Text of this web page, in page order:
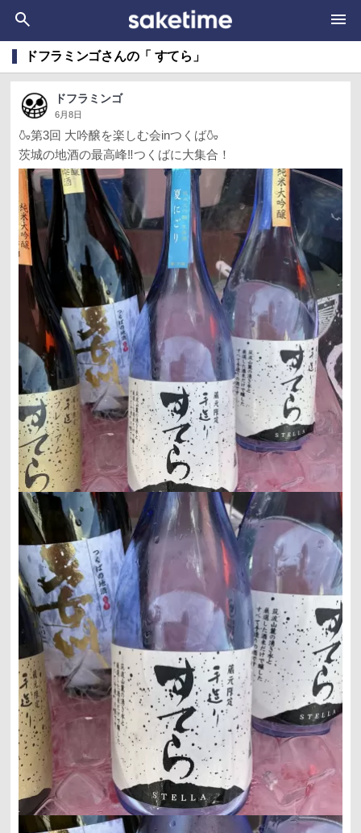
ドフラミンゴさんの「 すてら」
ドフラミンゴ
6月8日
🍶第3回 大吟醸を楽しむ会inつくば🍶
茨城の地酒の最高峰‼︎つくばに大集合！